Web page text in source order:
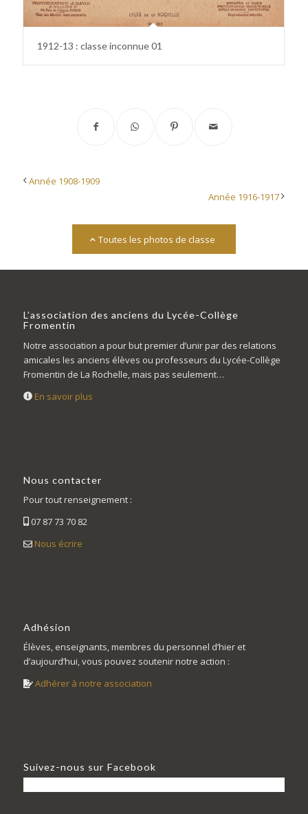
1912-13 : classe inconnue 01
Année 1908-1909
Année 1916-1917
Toutes les photos de classe
L’association des anciens du Lycée-Collège
Fromentin
Notre association a pour but premier d’unir par des relations
amicales les anciens élèves ou professeurs du Lycée-Collège
Fromentin de La Rochelle, mais pas seulement…
En savoir plus
Nous contacter
Pour tout renseignement :
07 87 73 70 82
Nous écrire
Adhésion
Élèves, enseignants, membres du personnel d’hier et
d’aujourd’hui, vous pouvez soutenir notre action :
Adhérer à notre association
Suivez-nous sur Facebook